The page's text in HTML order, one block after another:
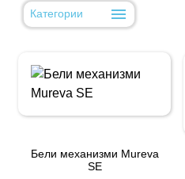
Категории
Бели механизми Mureva
SE